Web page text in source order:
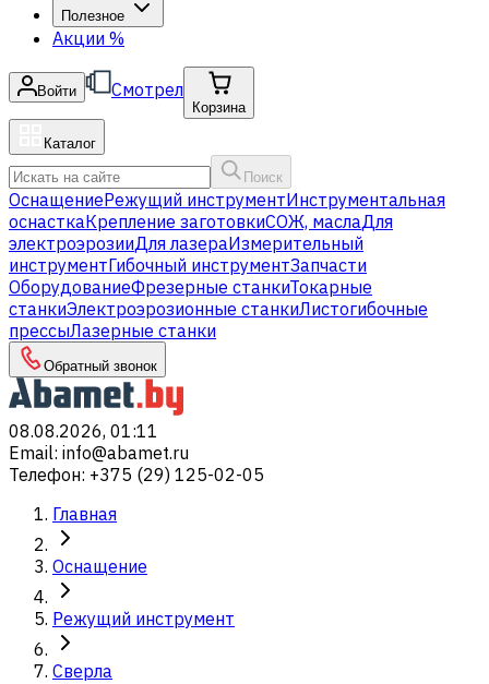
Полезное
Акции %
Войти Смотрел
Корзина
Каталог
Поиск
ОснащениеРежущий инструментИнструментальная
оснасткаКрепление заготовкиСОЖ, маслаДля
электроэрозииДля лазераИзмерительный
инструментГибочный инструментЗапчасти
ОборудованиеФрезерные станкиТокарные
станкиЭлектроэрозионные станкиЛистогибочные
прессыЛазерные станки
Обратный звонок
08.08.2026, 01:11
Email: info@abamet.ru
Телефон: +375 (29) 125-02-05
Главная
Оснащение
Режущий инструмент
Сверла